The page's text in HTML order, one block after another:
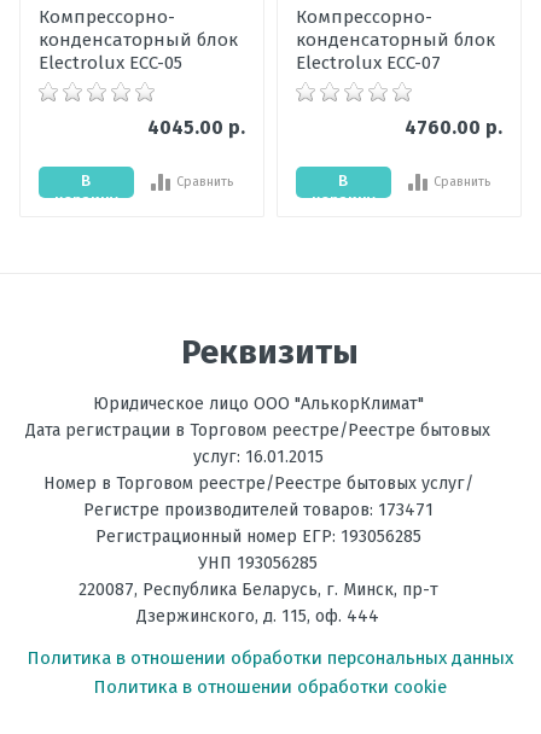
Ваше сообщение
Компрессорно-
конденсаторный блок
Electrolux ECC-05
4045.00 р.
В
корзину
Сравнить
Компрессорно-
конденсаторный блок
Electrolux ECC-07
4760.00 р.
В
корзину
Сравнить
Реквизиты
Юридическое лицо ООО "АлькорКлимат"
Дата регистрации в Торговом реестре/Реестре бытовых
услуг: 16.01.2015
Номер в Торговом реестре/Реестре бытовых услуг/
Регистре производителей товаров: 173471
Регистрационный номер ЕГР: 193056285
УНП 193056285
220087, Республика Беларусь, г. Минск, пр-т
Дзержинского, д. 115, оф. 444
Политика в отношении обработки персональных данных
Политика в отношении обработки cookie